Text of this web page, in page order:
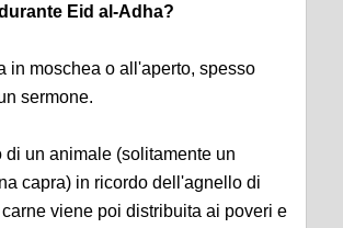
Eid al-Adha?
in moschea o all'aperto, spesso
sermone.
di un animale (solitamente un
capra) in ricordo dell'agnello di
carne viene poi distribuita ai poveri e